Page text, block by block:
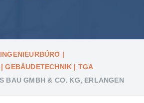
|
GEBÄUDETECHNIK | TGA
BAU GMBH & CO. KG, ERLANGEN